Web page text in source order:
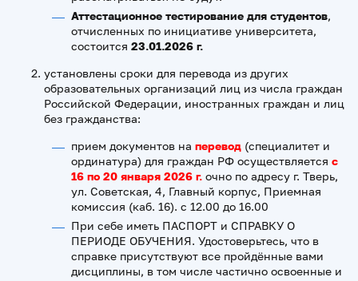
Аттестационное тестирование для студентов,
отчисленных по инициативе университета,
состоится 23.01.2026 г.
установлены сроки для перевода из других
образовательных организаций лиц из числа граждан
Российской Федерации, иностранных граждан и лиц
без гражданства:
прием документов на перевод (специалитет и
ординатура) для граждан РФ осуществляется с
16 по 20 января 2026 г. очно по адресу г. Тверь,
ул. Советская, 4, Главный корпус, Приемная
комиссия (каб. 16). с 12.00 до 16.00
При себе иметь ПАСПОРТ и СПРАВКУ О
ПЕРИОДЕ ОБУЧЕНИЯ. Удостоверьтесь, что в
справке присутствуют все пройдённые вами
дисциплины, в том числе частично освоенные и